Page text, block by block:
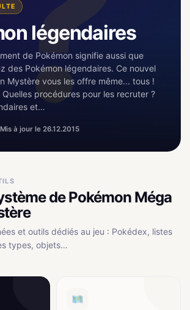
légendaires
de Pokémon signifie aussi que
des Pokémon légendaires. Ce nouvel
Mystère vous les offre même... tous !
procédures pour les recruter ?
et…
Mis à jour le 26.12.2015
de Pokémon Méga
et outils dédiés au jeu : Pokédex, listes
types, objets…